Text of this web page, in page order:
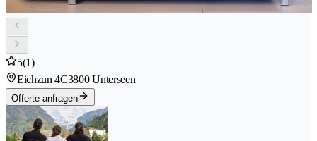
5(1)
Eichzun 4C3800 Unterseen
Offerte anfragen